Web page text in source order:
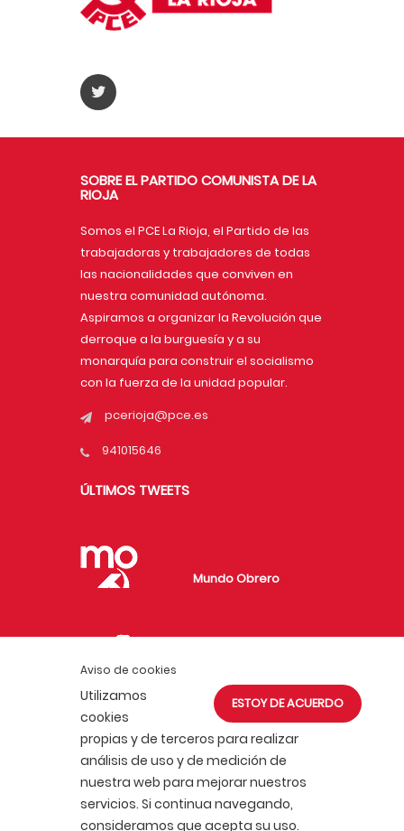
Aviso de cookies
ESTOY DE ACUERDO
Utilizamos
cookies
propias y de terceros para realizar
análisis de uso y de medición de
nuestra web para mejorar nuestros
servicios. Si continua navegando,
consideramos que acepta su uso.
SOBRE EL PARTIDO COMUNISTA DE LA
RIOJA
Somos el PCE La Rioja, el Partido de las
trabajadoras y trabajadores de todas
las nacionalidades que conviven en
nuestra comunidad autónoma.
Aspiramos a organizar la Revolución que
derroque a la burguesía y a su
monarquía para construir el socialismo
con la fuerza de la unidad popular.
pcerioja@pce.es
941015646
ÚLTIMOS TWEETS
Mundo Obrero
Investigaciones
Marxistas